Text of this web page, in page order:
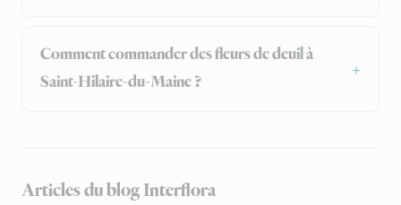
Comment commander des fleurs de deuil à
Saint-Hilaire-du-Maine ?
Articles du blog Interflora